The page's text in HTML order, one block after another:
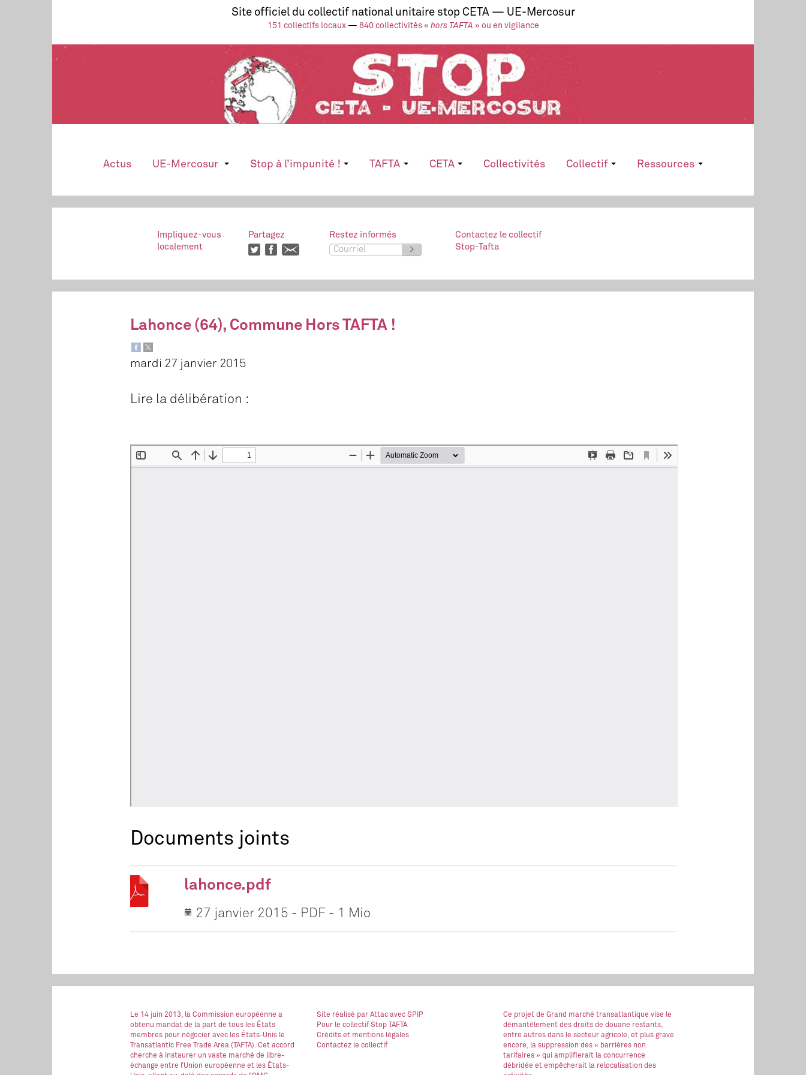
Site officiel du collectif national unitaire stop CETA — UE-Mercosur
151 collectifs locaux— 840 collectivités « hors TAFTA » ou en vigilance
Actus UE-Mercosur Stop à l’impunité ! TAFTA CETA Collectivités Collectif Ressources
Impliquez-vous
localement
Partagez
Restez informés
>
Contactez le collectif
Stop-Tafta
Lahonce (64), Commune Hors TAFTA !
mardi 27 janvier 2015
Lire la délibération :
Documents joints
lahonce.pdf
27 janvier 2015 - PDF - 1 Mio
Le 14 juin 2013, la Commission européenne a
obtenu mandat de la part de tous les États
membres pour négocier avec les États-Unis le
Transatlantic Free Trade Area (TAFTA). Cet accord
cherche à instaurer un vaste marché de libre-
échange entre l’Union européenne et les États-
Site réalisé par Attac avec SPIP
Pour le collectif Stop TAFTA
Crédits et mentions légales
Contactez le collectif
Ce projet de Grand marché transatlantique vise le
démantèlement des droits de douane restants,
entre autres dans le secteur agricole, et plus grave
encore, la suppression des « barrières non
tarifaires » qui amplifierait la concurrence
débridée et empêcherait la relocalisation des